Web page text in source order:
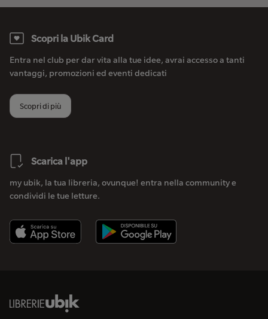
Scopri la Ubik Card
Entra nel club per dar vita alla tue idee, avrai accesso a tanti
vantaggi, promozioni ed eventi dedicati
Scopri di più
Scarica l'app
my ubik, la tua libreria, ovunque! entra nella community e
condividi le tue letture.